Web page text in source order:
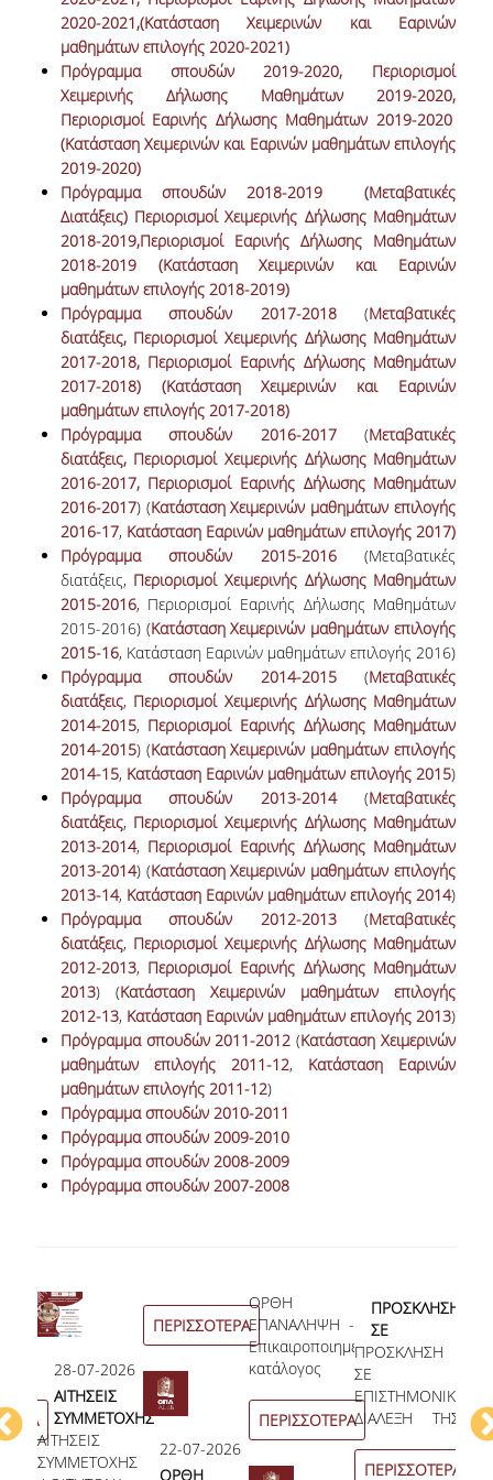
ΕΡΕΥΝΑ
ΕΡΓΑΣΤΗΡΙΑ
ΕΡΕΥΝΗΤΙΚΑ ΕΡΓΑ
ΔΡΑΣΤΗΡΙΟΤΗΤΕΣ
WORKING PAPERS
WORKING SEMINARS
THE DBA DISTINGUISHED PUBLIC LECTURE
SERIES
ΑΠΟΦΟΙΤΟΙ
ΓΡΑΦΕΙΟ ΔΙΑΣΥΝΔΕΣΗΣ
ΝΕΑ
ΑΝΑΚΟΙΝΩΣΕΙΣ
ΠΡΟΚΗΡΥΞΕΙΣ
ΠΡΟΚΗΡΥΞΕΙΣ ΑΠΟΚΤΗΣΗΣ ΑΚΑΔΗΜΑΪΚΗΣ
ΕΜΠΕΙΡΙΑΣ
ΕΚΔΗΛΩΣΕΙΣ
ΕΠΟΠΤΕΙΕΣ
ΕΠΙΚΟΙΝΩΝΙΑ
2020-2021,(Κατάσταση Χειμερινών και Εαρινών
μαθημάτων επιλογής 2020-2021)
Πρόγραμμα σπουδών 2019-2020, Περιορισμοί
Χειμερινής Δήλωσης Μαθημάτων 2019-2020,
Περιορισμοί Εαρινής Δήλωσης Μαθημάτων 2019-2020
(Κατάσταση Χειμερινών και Εαρινών μαθημάτων επιλογής
2019-2020)
Πρόγραμμα σπουδών 2018-2019
(Μεταβατικές
Διατάξεις)Περιορισμοί Χειμερινής Δήλωσης Μαθημάτων
2018-2019,Περιορισμοί Εαρινής Δήλωσης Μαθημάτων
2018-2019
(Κατάσταση Χειμερινών και Εαρινών
μαθημάτων επιλογής 2018-2019)
Πρόγραμμα σπουδών 2017-2018(Μεταβατικές
διατάξεις, Περιορισμοί Χειμερινής Δήλωσης Μαθημάτων
2017-2018, Περιορισμοί Εαρινής Δήλωσης Μαθημάτων
2017-2018)
(Κατάσταση Χειμερινών και Εαρινών
μαθημάτων επιλογής 2017-2018)
Πρόγραμμα σπουδών 2016-2017(Μεταβατικές
διατάξεις, Περιορισμοί Χειμερινής Δήλωσης Μαθημάτων
2016-2017, Περιορισμοί Εαρινής Δήλωσης Μαθημάτων
2016-2017) (Κατάσταση Χειμερινών μαθημάτων επιλογής
2016-17, Κατάσταση Εαρινών μαθημάτων επιλογής 2017)
Πρόγραμμα σπουδών 2015-2016(Μεταβατικές
διατάξεις, Περιορισμοί Χειμερινής Δήλωσης Μαθημάτων
2015-2016, Περιορισμοί Εαρινής Δήλωσης Μαθημάτων
2015-2016) (Κατάσταση Χειμερινών μαθημάτων επιλογής
2015-16, Κατάσταση Εαρινών μαθημάτων επιλογής 2016)
Πρόγραμμα σπουδών 2014-2015(Μεταβατικές
διατάξεις, Περιορισμοί Χειμερινής Δήλωσης Μαθημάτων
2014-2015, Περιορισμοί Εαρινής Δήλωσης Μαθημάτων
2014-2015) (Κατάσταση Χειμερινών μαθημάτων επιλογής
2014-15, Κατάσταση Εαρινών μαθημάτων επιλογής 2015)
Πρόγραμμα σπουδών 2013-2014(Μεταβατικές
διατάξεις, Περιορισμοί Χειμερινής Δήλωσης Μαθημάτων
2013-2014, Περιορισμοί Εαρινής Δήλωσης Μαθημάτων
2013-2014) (Κατάσταση Χειμερινών μαθημάτων επιλογής
2013-14, Κατάσταση Εαρινών μαθημάτων επιλογής 2014)
Πρόγραμμα σπουδών 2012-2013(Μεταβατικές
διατάξεις, Περιορισμοί Χειμερινής Δήλωσης Μαθημάτων
2012-2013, Περιορισμοί Εαρινής Δήλωσης Μαθημάτων
2013) (Κατάσταση Χειμερινών μαθημάτων επιλογής
2012-13, Κατάσταση Εαρινών μαθημάτων επιλογής 2013)
Πρόγραμμα σπουδών 2011-2012 (Κατάσταση Χειμερινών
μαθημάτων επιλογής 2011-12, Κατάσταση Εαρινών
μαθημάτων επιλογής 2011-12)
Πρόγραμμα σπουδών 2010-2011
Πρόγραμμα σπουδών 2009-2010
Πρόγραμμα σπουδών 2008-2009
Πρόγραμμα σπουδών 2007-2008
28-07-2026
ΑΙΤΗΣΕΙΣ
ΣΥΜΜΕΤΟΧΗΣ
ΦΟΙΤΗΤΩΝ/
ΤΡΙΩΝ ΣΤΟ
ΑΙΤΗΣΕΙΣ
ΣΥΜΜΕΤΟΧΗΣ
ΠΕΡΙΣΣΟΤΕΡΑ
22-07-2026
ΟΡΘΗ
ΟΡΘΗ
ΕΠΑΝΑΛΗΨΗ -
Επικαιροποιημένος
κατάλογος
τριών του
Τμήματος
ΠΕΡΙΣΣΟΤΕΡΑ
ΠΡΟΣΚΛΗΣΗ
ΣΕ
ΕΠΙΣΤΗΜΟΝΙΚΗ
ΔΙΑΛΕΞΗ ΤΗΣ
κας
ΠΑΥΛΟΠΟΥΛΟΥ
ΥΠΟΨΗΦΙΑΣ
ΠΡΟΣΚΛΗΣΗ
ΣΕ
ΕΠΙΣΤΗΜΟΝΙΚΗ
ΔΙΑΛΕΞΗ ΤΗΣ
κας
ΠΑΥΛΟΠΟΥΛΟΥ
ΠΕΡΙΣΣΟΤΕΡΑ